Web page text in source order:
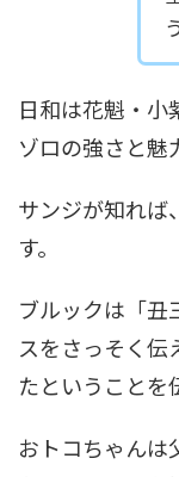
日和は花魁・小
ゾロの強さと魅
サンジが知れば
す。
ブルックは「丑
スをさっそく伝
たということを
おトコちゃんは